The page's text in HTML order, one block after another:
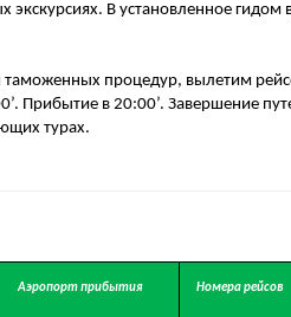
экскурсиях. В установленное гидом
процедур, вылетим
Прибытие в 20:00’. Завершение
турах.
Аэропорт прибытия Номера рейсов